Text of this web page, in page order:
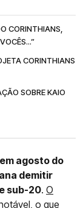
CORINTHIANS,
CORINTHIANS
SOBRE KAIO
agosto do
demitir
sub-20. O
, o que